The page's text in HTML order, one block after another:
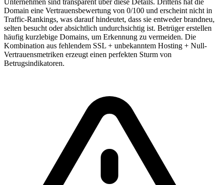
Unternehmen sind transparent über diese Details. Drittens hat die
Domain eine Vertrauensbewertung von 0/100 und erscheint nicht in
Traffic-Rankings, was darauf hindeutet, dass sie entweder brandneu,
selten besucht oder absichtlich undurchsichtig ist. Betrüger erstellen
häufig kurzlebige Domains, um Erkennung zu vermeiden. Die
Kombination aus fehlendem SSL + unbekanntem Hosting + Null-
Vertrauensmetriken erzeugt einen perfekten Sturm von
Betrugsindikatoren.